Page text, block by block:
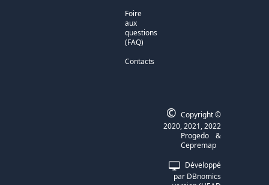
Foire
aux
questions
(FAQ)
Contacts
Développé
par DBnomics
© Copyright ©
2020, 2021, 2022
Progedo
&
Cepremap